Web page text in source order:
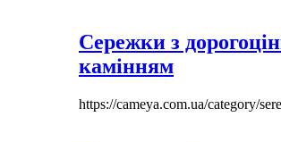
Сережки з
камінням
https://cameya.com.ua/category/